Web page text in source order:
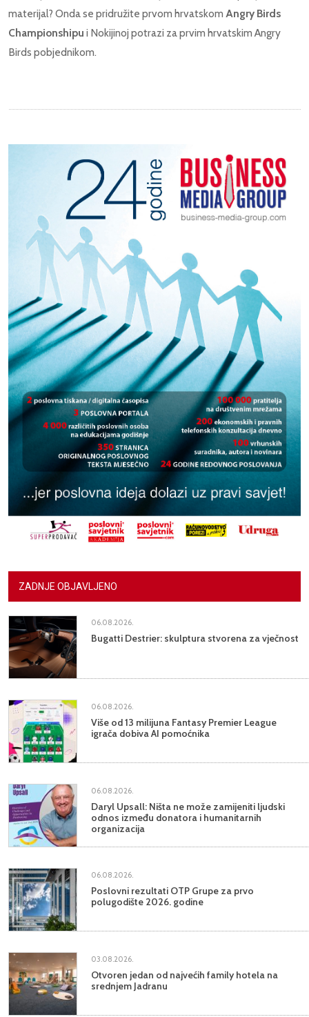
materijal? Onda se pridružite prvom hrvatskom Angry Birds
Championshipu i Nokijinoj potrazi za prvim hrvatskim Angry
Birds pobjednikom.
ZADNJE OBJAVLJENO
06.08.2026.
Bugatti Destrier: skulptura stvorena za vječnost
06.08.2026.
Više od 13 milijuna Fantasy Premier League
igrača dobiva AI pomoćnika
06.08.2026.
Daryl Upsall: Ništa ne može zamijeniti ljudski
odnos između donatora i humanitarnih
organizacija
06.08.2026.
Poslovni rezultati OTP Grupe za prvo
polugodište 2026. godine
03.08.2026.
Otvoren jedan od najvećih family hotela na
srednjem Jadranu